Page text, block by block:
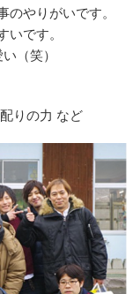
のやりがいです。
です。
（笑）
りの力 など